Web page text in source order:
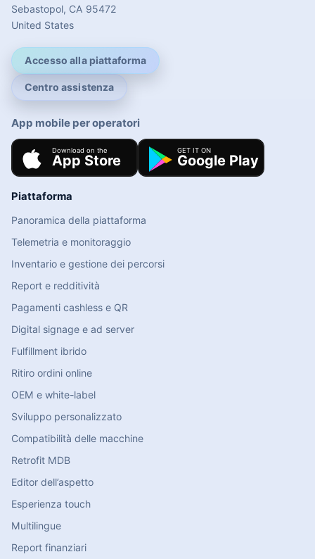
Sebastopol, CA 95472
United States
Accesso alla piattaforma
Centro assistenza
App mobile per operatori
Piattaforma
Panoramica della piattaforma
Telemetria e monitoraggio
Inventario e gestione dei percorsi
Report e redditività
Pagamenti cashless e QR
Digital signage e ad server
Fulfillment ibrido
Ritiro ordini online
OEM e white-label
Sviluppo personalizzato
Compatibilità delle macchine
Retrofit MDB
Editor dell’aspetto
Esperienza touch
Multilingue
Report finanziari